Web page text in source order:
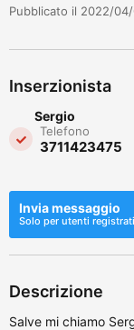
Pubblicato il 2022/
Inserzionista
Sergio
Telefono
3711423475
Invia messaggio
Solo per utenti registrati
Descrizione
Salve mi chiamo